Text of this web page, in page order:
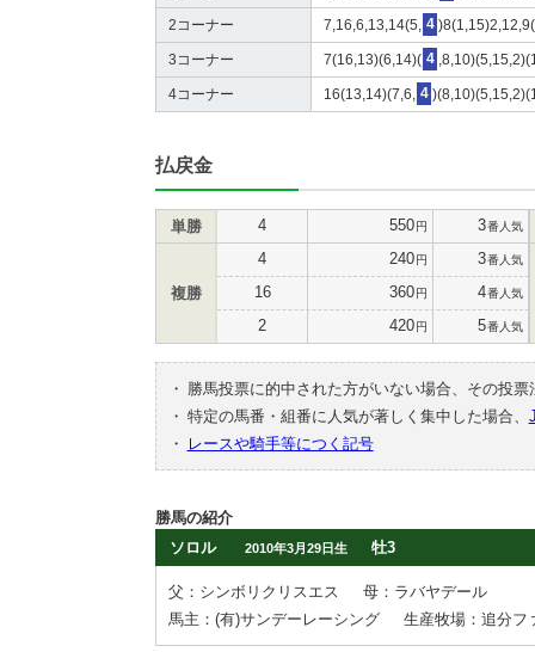
2コーナー 7,16,6,13,14(5, 4
3コーナー 7(16,13)(6,14)( 4
4コーナー 16(13,14)(7,6, 4
払戻金
単勝 4 550円 3番人気
複勝
4 240円 3番人気
16 360円 4番人気
2 420円 5番人気
・
勝馬投票に的中された方がいない場合、その投
・ 特定の馬番・組番に人気が著しく集中した場合、
・
レースや騎手等につく記号
勝馬の紹介
ソロル
2010年3月29日生 牡3
父：シンボリクリスエス
母：ラバヤデール
馬主：(有)サンデーレーシング
生産牧場：追分フ